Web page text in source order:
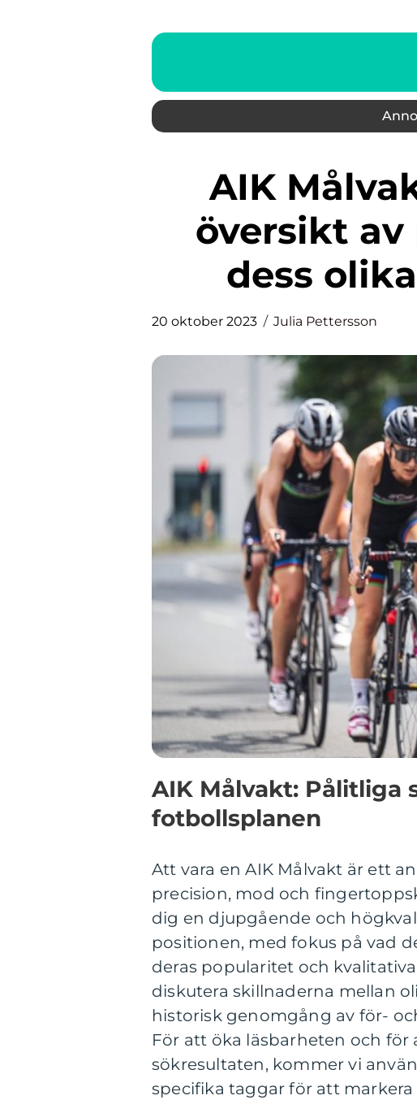
AIK Målvakt: En grundlig
översikt
dess
20 oktober 2023 Julia Pettersson
AIK Målvakt: Pålitliga
fotbollsplanen
Att vara en AIK Målvakt är ett
precision, mod och
dig en djupgående och
positionen, med fokus på vad
deras popularitet och
diskutera skillnaderna mellan
historisk genomgång av för-
För att öka läsbarheten och
sökresultaten, kommer vi
specifika taggar för att